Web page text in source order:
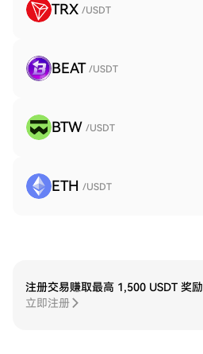
TRX /USDT
BEAT /USDT
BTW /USDT
ETH /USDT
注册交易赚取最高 1,500 USDT 奖励
立即注册